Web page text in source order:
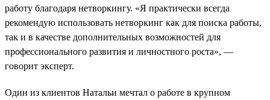
работу благодаря нетворкингу. «Я практически всегда
рекомендую использовать нетворкинг как для поиска работы,
так и в качестве дополнительных возможностей для
профессионального развития и личностного роста», —
говорит эксперт.
Один из клиентов Натальи мечтал о работе в крупном